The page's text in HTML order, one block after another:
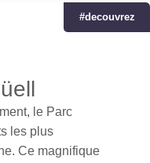
#decouvrez
le Parc
les plus
Ce magnifique